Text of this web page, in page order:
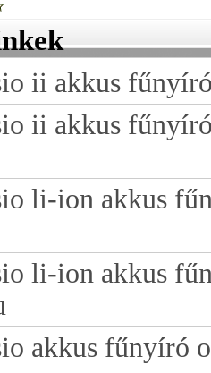
ii akkus
ii akkus
li-ion akkus
li-ion akkus
akkus fűnyíró